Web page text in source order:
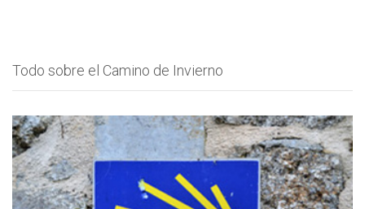
Todo sobre el Camino de Invierno